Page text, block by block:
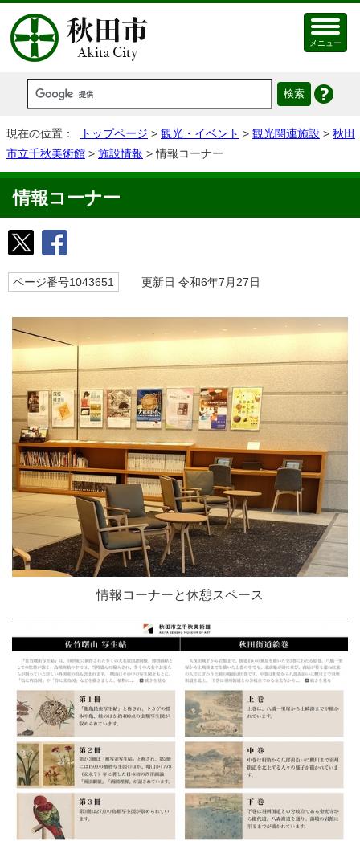
メニュー
現在の位置： トップページ > 観光・イベント > 観光関連施設 > 秋田
市立千秋美術館 > 施設情報 > 情報コーナー
情報コーナー
ページ番号1043651 更新日 令和6年7月27日
情報コーナーと休憩スペース